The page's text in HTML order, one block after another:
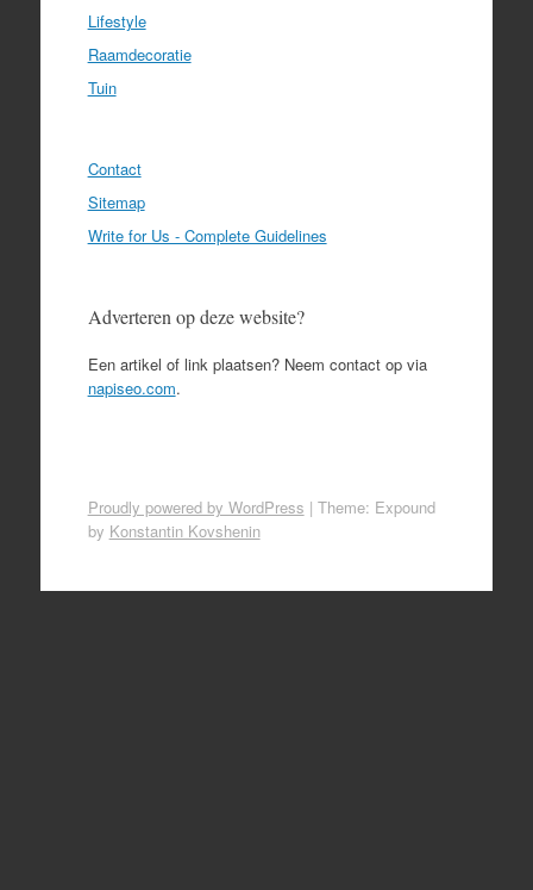
Lifestyle
Raamdecoratie
Tuin
Contact
Sitemap
Write for Us - Complete Guidelines
Adverteren op deze website?
Een artikel of link plaatsen? Neem contact op via
napiseo.com.
Proudly powered by WordPress | Theme: Expound
by Konstantin Kovshenin